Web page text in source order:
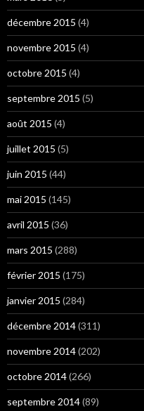
décembre 2015 (4)
novembre 2015 (4)
octobre 2015 (4)
septembre 2015 (5)
août 2015 (4)
juillet 2015 (5)
juin 2015 (44)
mai 2015 (145)
avril 2015 (36)
mars 2015 (288)
février 2015 (175)
janvier 2015 (284)
décembre 2014(311)
novembre 2014(202)
octobre 2014(266)
septembre 2014(89)